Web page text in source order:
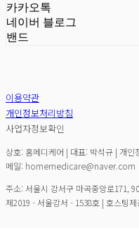
카카오톡
네이버 블로그
밴드
이용약관
개인정보처리방침
사업자정보확인
상호: 홈메디케어 | 대표: 박석규 | 개
메일: homemedicare@naver.com
주소: 서울시 강서구 마곡중앙로171,
제2019 - 서울강서 - 1538호 | 호스팅